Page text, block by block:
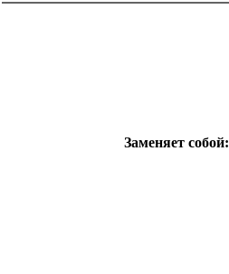
Заменяет собой: